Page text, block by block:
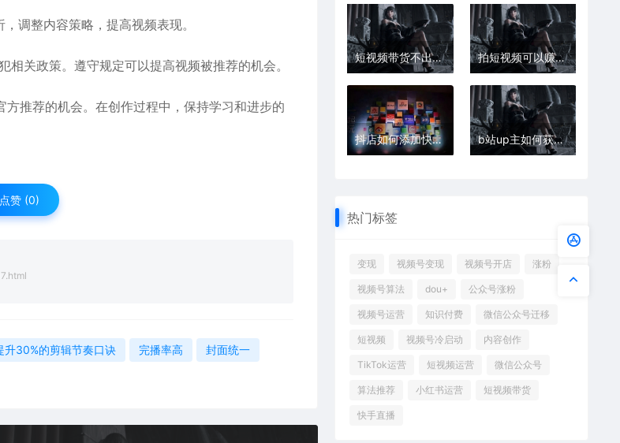
调整内容策略，提高视频表现。
关政策。遵守规定可以提高视频被推荐的机会。
推荐的机会。在创作过程中，保持学习和进步的
点赞 (0)
升30%的剪辑节奏口诀 完播率高 封面统一
短视频带货不出单怎么办 拍短视频可以赚多少钱
抖店如何添加快递？如何批量进行管理呢？ b站up主如何获得收益? b站up主赚钱的方法
热门标签
变现 视频号变现 视频号开店 涨粉
视频号算法 dou+ 公众号涨粉
视频号运营 知识付费 微信公众号迁移
短视频 视频号冷启动 内容创作
TikTok运营 短视频运营 微信公众号
算法推荐 小红书运营 短视频带货
快手直播